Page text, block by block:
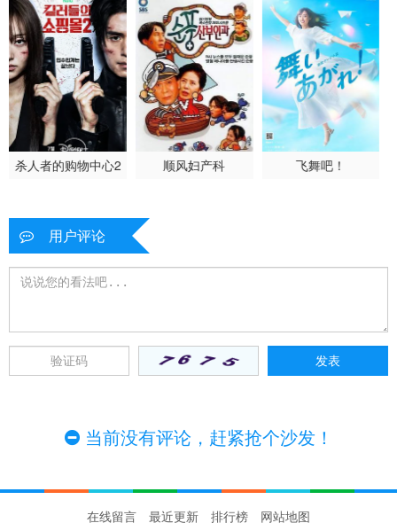
杀人者的购物中心2 顺风妇产科 飞舞吧！
用户评论
当前没有评论，赶紧抢个沙发！
在线留言 最近更新 排行榜 网站地图